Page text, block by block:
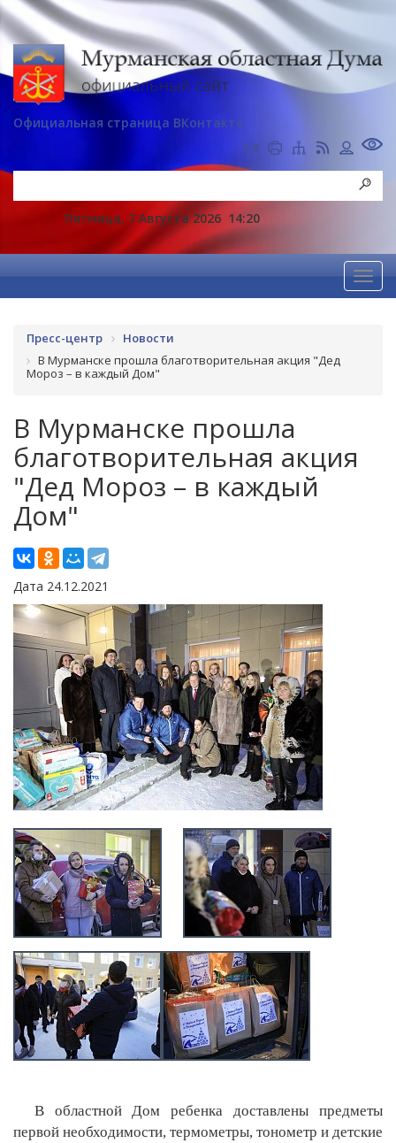
Официальная страница ВКонтакте
Пятница, 7 Августа 2026 14:20
Пресс-центр
Новости
В Мурманске прошла благотворительная акция "Дед
Мороз – в каждый Дом"
В Мурманске прошла
благотворительная акция
"Дед Мороз – в каждый
Дом"
Дата 24.12.2021
В областной Дом ребенка доставлены предметы
первой необходимости, термометры, тонометр и детские